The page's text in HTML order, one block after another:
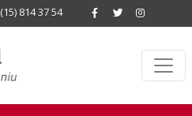
(15) 814 37 54